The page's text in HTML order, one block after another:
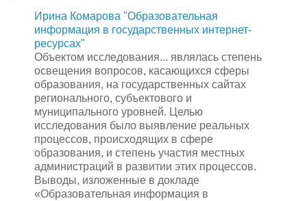
Ирина Комарова "Образовательная
информация в государственных интернет-
ресурсах"
Объектом исследования... являлась степень
освещения вопросов, касающихся сферы
образования, на государственных сайтах
регионального, субъектового и
муниципального уровней. Целью
исследования было выявление реальных
процессов, происходящих в сфере
образования, и степень участия местных
администраций в развитии этих процессов.
Выводы, изложенные в докладе
«Образовательная информация в